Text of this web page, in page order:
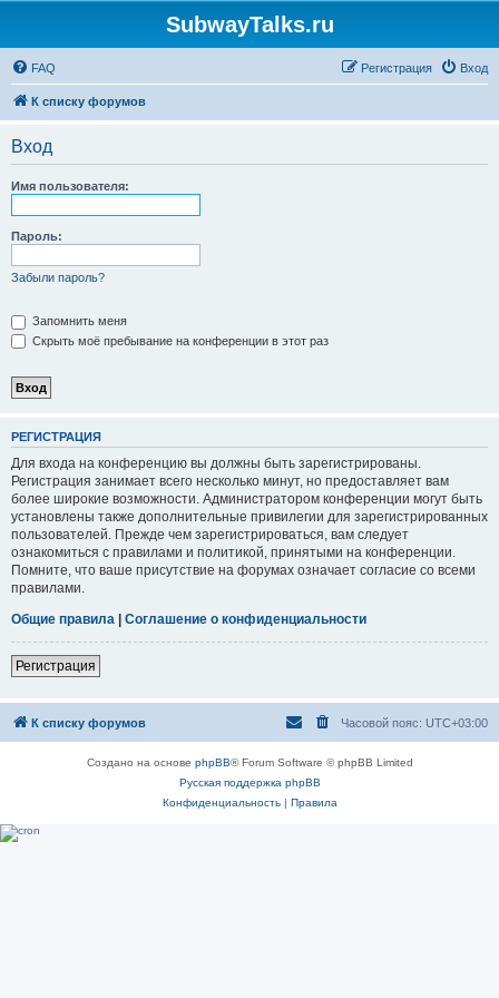
SubwayTalks.ru
FAQ Вход
Регистрация
К списку форумов
Вход
Имя пользователя:
Пароль:
Забыли пароль?
Запомнить меня
Скрыть моё пребывание на конференции в этот раз
РЕГИСТРАЦИЯ
Для входа на конференцию вы должны быть зарегистрированы.
Регистрация занимает всего несколько минут, но предоставляет вам
более широкие возможности. Администратором конференции могут быть
установлены также дополнительные привилегии для зарегистрированных
пользователей. Прежде чем зарегистрироваться, вам следует
ознакомиться с правилами и политикой, принятыми на конференции.
Помните, что ваше присутствие на форумах означает согласие со всеми
правилами.
Общие правила | Соглашение о конфиденциальности
Регистрация
К списку форумов Часовой пояс: UTC+03:00
Создано на основе phpBB® Forum Software © phpBB Limited
Русская поддержка phpBB
Конфиденциальность| Правила